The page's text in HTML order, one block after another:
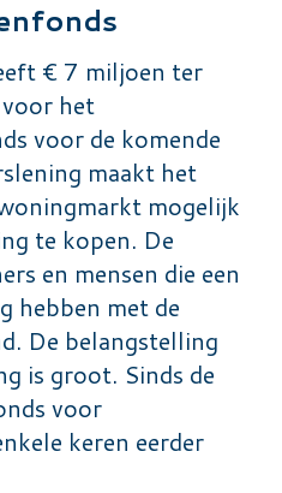
€ 7 miljoen ter
het
voor de komende
maakt het
mogelijk
te kopen. De
en mensen die een
hebben met de
De belangstelling
is groot. Sinds de
voor
keren eerder